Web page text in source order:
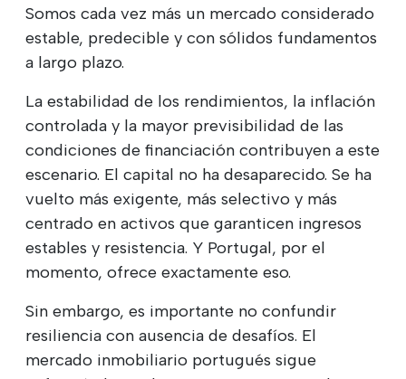
Somos cada vez más un mercado considerado
estable, predecible y con sólidos fundamentos
a largo plazo.
La estabilidad de los rendimientos, la inflación
controlada y la mayor previsibilidad de las
condiciones de financiación contribuyen a este
escenario. El capital no ha desaparecido. Se ha
vuelto más exigente, más selectivo y más
centrado en activos que garanticen ingresos
estables y resistencia. Y Portugal, por el
momento, ofrece exactamente eso.
Sin embargo, es importante no confundir
resiliencia con ausencia de desafíos. El
mercado inmobiliario portugués sigue